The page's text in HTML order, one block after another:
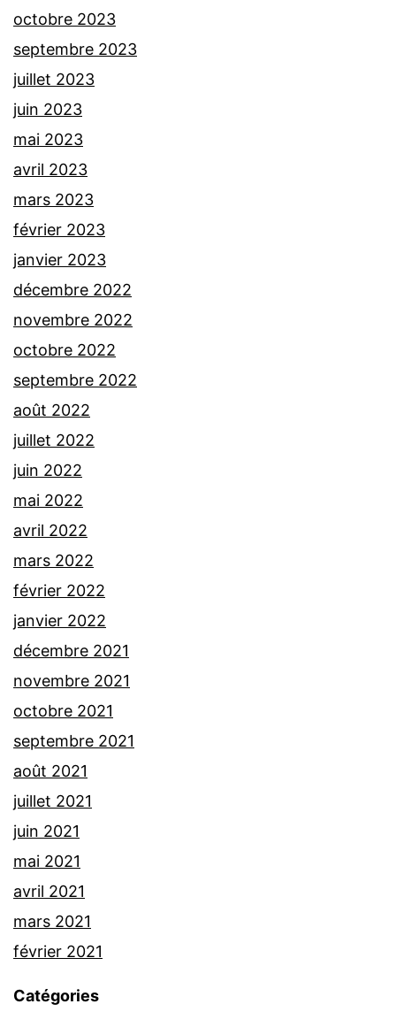
octobre 2023
septembre 2023
juillet 2023
juin 2023
mai 2023
avril 2023
mars 2023
février 2023
janvier 2023
décembre 2022
novembre 2022
octobre 2022
septembre 2022
août 2022
juillet 2022
juin 2022
mai 2022
avril 2022
mars 2022
février 2022
janvier 2022
décembre 2021
novembre 2021
octobre 2021
septembre 2021
août 2021
juillet 2021
juin 2021
mai 2021
avril 2021
mars 2021
février 2021
Catégories